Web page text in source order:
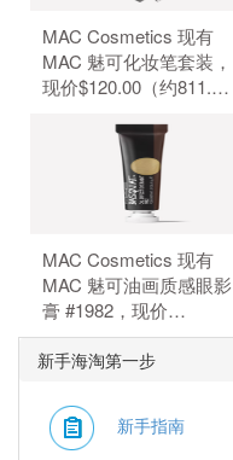
MAC Cosmetics 现有
MAC 魅可化妆笔套装，
现价$120.00（约811.70
MAC Cosmetics 现有
MAC 魅可油画质感眼影
膏 #1982，现价
$30.00（约202.93
元）。 无需使用优惠
新手海淘第一步
新手指南